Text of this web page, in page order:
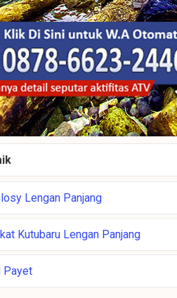
Lengan Panjang
Kutubaru Lengan Panjang
Payet